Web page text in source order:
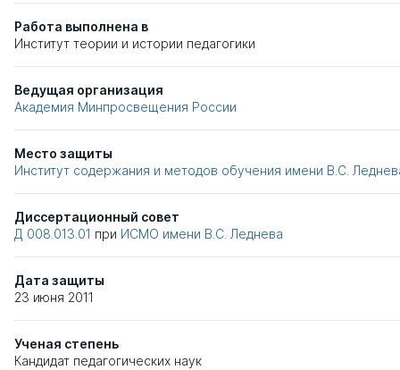
Работа выполнена в
Институт теории и истории педагогики
Ведущая организация
Академия Минпросвещения России
Место защиты
Институт содержания и методов обучения имени В.С.
Диссертационный совет
Д 008.013.01 при ИСМО имени В.С. Леднева
Дата защиты
23 июня 2011
Ученая степень
Кандидат педагогических наук